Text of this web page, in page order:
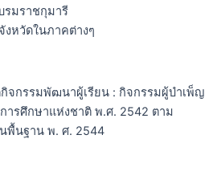
รมราชกุมารี
หวัดในภาคต่างๆ
จกรรมพัฒนาผู้เรียน : กิจกรรมผู้บำเพ็ญ
ารศึกษาแห่งชาติ พ.ศ. 2542 ตาม
พื้นฐาน พ. ศ. 2544